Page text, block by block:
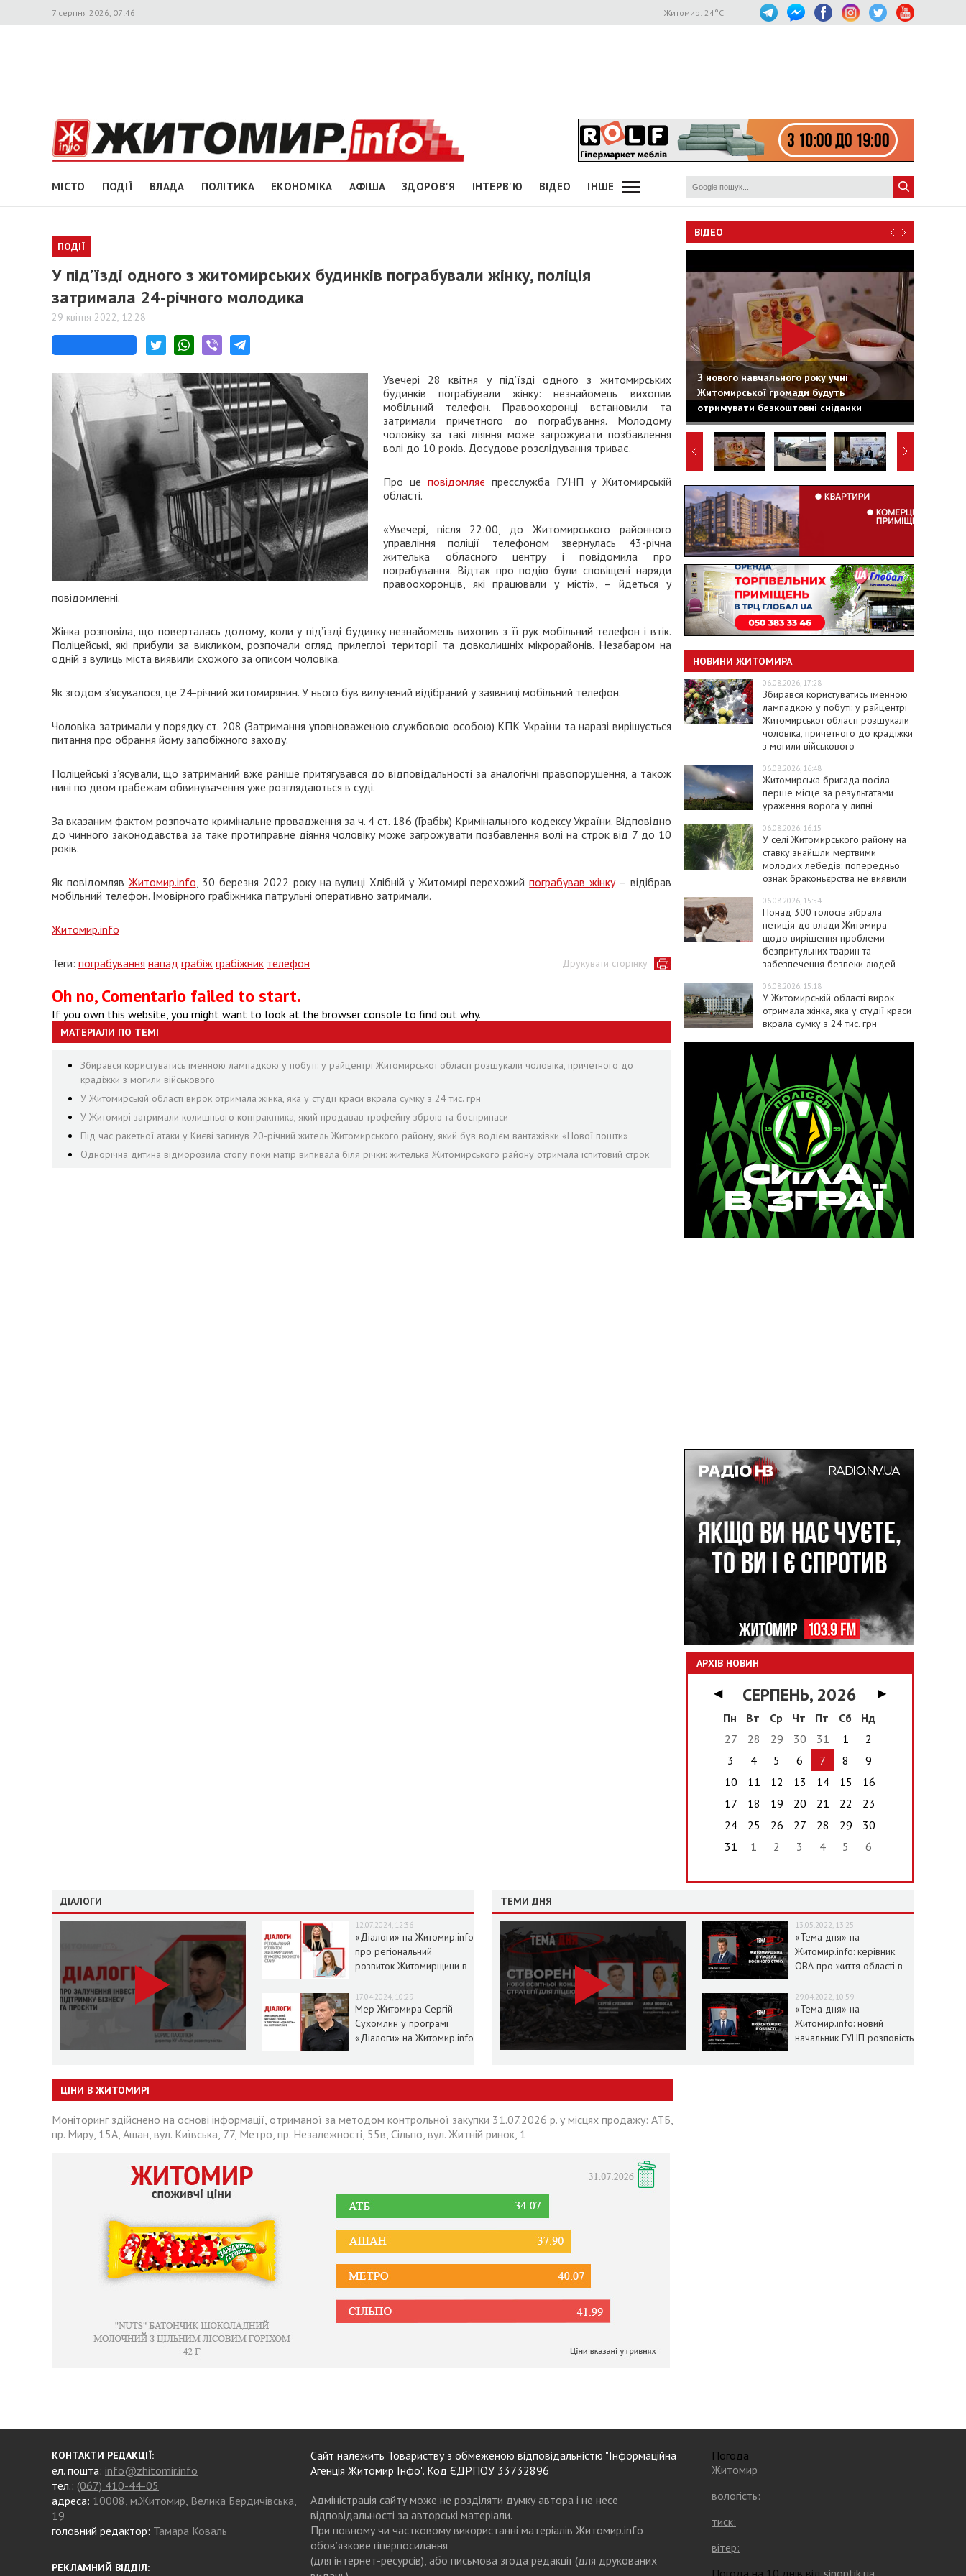
7 серпня 2026, 07:46 Житомир: 24°C
МІСТО ПОДІЇ ВЛАДА ПОЛІТИКА ЕКОНОМІКА АФІША ЗДОРОВ'Я ІНТЕРВ'Ю ВІДЕО ІНШЕ
ПОДІЇ
У під’їзді одного з житомирських будинків пограбували жінку, поліція
затримала 24-річного молодика
29 квітня 2022, 12:28
Увечері 28 квітня у під’їзді одного з житомирських
будинків пограбували жінку: незнайомець вихопив
мобільний телефон. Правоохоронці встановили та
затримали причетного до пограбування. Молодому
чоловіку за такі діяння може загрожувати позбавлення
волі до 10 років. Досудове розслідування триває.
Про цеповідомляє пресслужба ГУНП у Житомирській
області.
«Увечері, після 22:00, до Житомирського районного
управління поліції телефоном звернулась 43-річна
жителька обласного центру і повідомила про
пограбування. Відтак про подію були сповіщені наряди
правоохоронців, які працювали у місті», – йдеться у
повідомленні.
Жінка розповіла, що поверталась додому, коли у під’їзді будинку незнайомець вихопив з її рук мобільний телефон і втік.
Поліцейські, які прибули за викликом, розпочали огляд прилеглої території та довколишніх мікрорайонів. Незабаром на
одній з вулиць міста виявили схожого за описом чоловіка.
Як згодом з’ясувалося, це 24-річний житомирянин. У нього був вилучений відібраний у заявниці мобільний телефон.
Чоловіка затримали у порядку ст. 208 (Затримання уповноваженою службовою особою) КПК України та наразі вирішується
питання про обрання йому запобіжного заходу.
Поліцейські з’ясували, що затриманий вже раніше притягувався до відповідальності за аналогічні правопорушення, а також
нині по двом грабежам обвинувачення уже розглядаються в суді.
За вказаним фактом розпочато кримінальне провадження за ч. 4 ст. 186 (Грабіж) Кримінального кодексу України. Відповідно
до чинного законодавства за таке протиправне діяння чоловіку може загрожувати позбавлення волі на строк від 7 до 10
років.
Як повідомляв Житомир.info, 30 березня 2022 року на вулиці Хлібній у Житомирі перехожийпограбував жінку– відібрав
мобільний телефон. Імовірного грабіжника патрульні оперативно затримали.
Житомир.info
Друкувати сторінку
Теги: пограбування напад грабіж грабіжник телефон
Oh no, Comentario failed to start.
If you own this website, you might want to look at the browser console to find out why.
МАТЕРІАЛИ ПО ТЕМІ
Збирався користуватись іменною лампадкою у побуті: у райцентрі Житомирської області розшукали чоловіка, причетного до
крадіжки з могили військового
У Житомирській області вирок отримала жінка, яка у студії краси вкрала сумку з 24 тис. грн
У Житомирі затримали колишнього контрактника, який продавав трофейну зброю та боєприпаси
Під час ракетної атаки у Києві загинув 20-річний житель Житомирського району, який був водієм вантажівки «Нової пошти»
Однорічна дитина відморозила стопу поки матір випивала біля річки: жителька Житомирського району отримала іспитовий строк
ВІДЕО
З нового навчального року учні
Житомирської громади будуть
отримувати безкоштовні сніданки
НОВИНИ ЖИТОМИРА
06.08.2026, 17:28
Збирався користуватись іменною
лампадкою у побуті: у райцентрі
Житомирської області розшукали
чоловіка, причетного до крадіжки
з могили військового
06.08.2026, 16:48
Житомирська бригада посіла
перше місце за результатами
ураження ворога у липні
06.08.2026, 16:15
У селі Житомирського району на
ставку знайшли мертвими
молодих лебедів: попередньо
ознак браконьєрства не виявили
06.08.2026, 15:54
Понад 300 голосів зібрала
петиція до влади Житомира
щодо вирішення проблеми
безпритульних тварин та
забезпечення безпеки людей
06.08.2026, 15:18
У Житомирській області вирок
отримала жінка, яка у студії краси
вкрала сумку з 24 тис. грн
АРХІВ НОВИН
◀ СЕРПЕНЬ, 2026
▶
Пн
Вт Ср Чт Пт Сб
Нд
27
28 29 30 31 1
2
3
4 5 6 7 8
9
10
11 12 13 14 15
16
17
18 19 20 21 22
23
24
25 26 27 28 29
30
31
1 2 3 4 5 6
ДІАЛОГИ
12.07.2024, 12:36
«Діалоги» на Житомир.info
про регіональний
розвиток Житомирщини в
17.04.2024, 10:29
Мер Житомира Сергій
Сухомлин у програмі
«Діалоги» на Житомир.info
ТЕМИ ДНЯ
13.05.2022, 13:25
«Тема дня» на
Житомир.info: керівник
ОВА про життя області в
29.04.2022, 10:59
«Тема дня» на
Житомир.info: новий
начальник ГУНП розповість
ЦІНИ В ЖИТОМИРІ
Моніторинг здійснено на основі інформації, отриманої за методом контрольної закупки 31.07.2026 р. у місцях продажу: АТБ,
пр. Миру, 15А, Ашан, вул. Київська, 77, Метро, пр. Незалежності, 55в, Сільпо, вул. Житній ринок, 1
КОНТАКТИ РЕДАКЦІЇ:
ел. пошта: info@zhitomir.info
тел.: (067) 410-44-05
адреса: 10008, м.Житомир, Велика Бердичівська,
19
головний редактор: Тамара Коваль
РЕКЛАМНИЙ ВІДДІЛ:
Сайт належить Товариству з обмеженою відповідальністю "Інформаційна
Агенція Житомир Інфо". Код ЄДРПОУ 33732896
Адміністрація сайту може не розділяти думку автора і не несе
відповідальності за авторські матеріали.
При повному чи частковому використанні матеріалів Житомир.info
обов’язкове гіперпосилання
(для інтернет-ресурсів), або письмова згода редакції (для друкованих
Погода
Житомир
вологість:
тиск:
вітер:
Погода на 10 днів від sinoptik.ua